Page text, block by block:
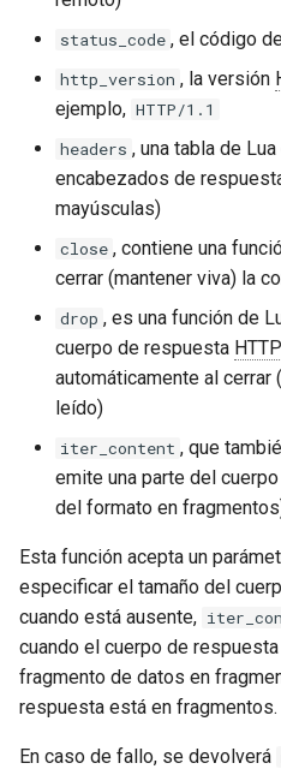
status_code , el código
http_version , la versión
ejemplo, HTTP/1.1
headers , una tabla de
encabezados de
mayúsculas)
close , contiene una
cerrar (mantener viva) la
drop , es una función de
cuerpo de respuesta HTTP
automáticamente al cerrar
leído)
iter_content , que
emite una parte del
del formato en
Esta función acepta un
especificar el tamaño del
cuando está ausente,
cuando el cuerpo de
fragmento de datos en
respuesta está en fragmentos.
En caso de fallo, se devolverá